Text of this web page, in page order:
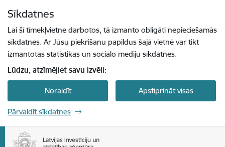
Sīkdatnes
Lai šī tīmekļvietne darbotos, tā izmanto obligāti nepieciešamās
sīkdatnes. Ar Jūsu piekrišanu papildus šajā vietnē var tikt
izmantotas statistikas un sociālo mediju sīkdatnes.
Lūdzu, atzīmējiet savu izvēli:
Noraidīt Apstiprināt visas
Pārvaldīt sīkdatnes